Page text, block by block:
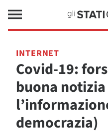
INTERNET
Covid-19:
buona
democrazia)